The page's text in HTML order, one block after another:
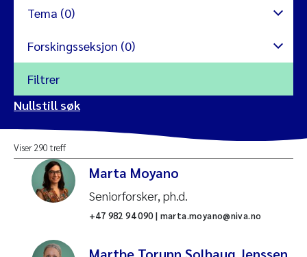
Tema (0)
Blå skog
Datavitenskap
Forskingsseksjon (0)
Internasjonalt miljø og utvikling
Miljøinformatikk
Filtrer
Nullstill søk
Viser 290 treff
Marta Moyano
Seniorforsker, ph.d.
+47 982 94 090 | marta.moyano@niva.no